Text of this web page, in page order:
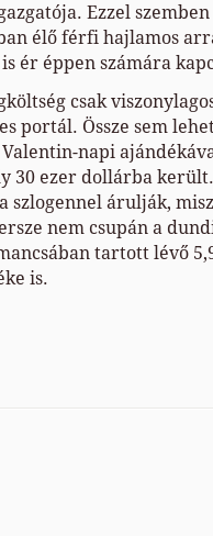
Ezzel szemben
élő férfi hajlamos
ér éppen számára
csak
portál. Össze sem
napi
30 ezer dollárba
szlogennel árulják,
nem csupán a
tartott lévő
is.